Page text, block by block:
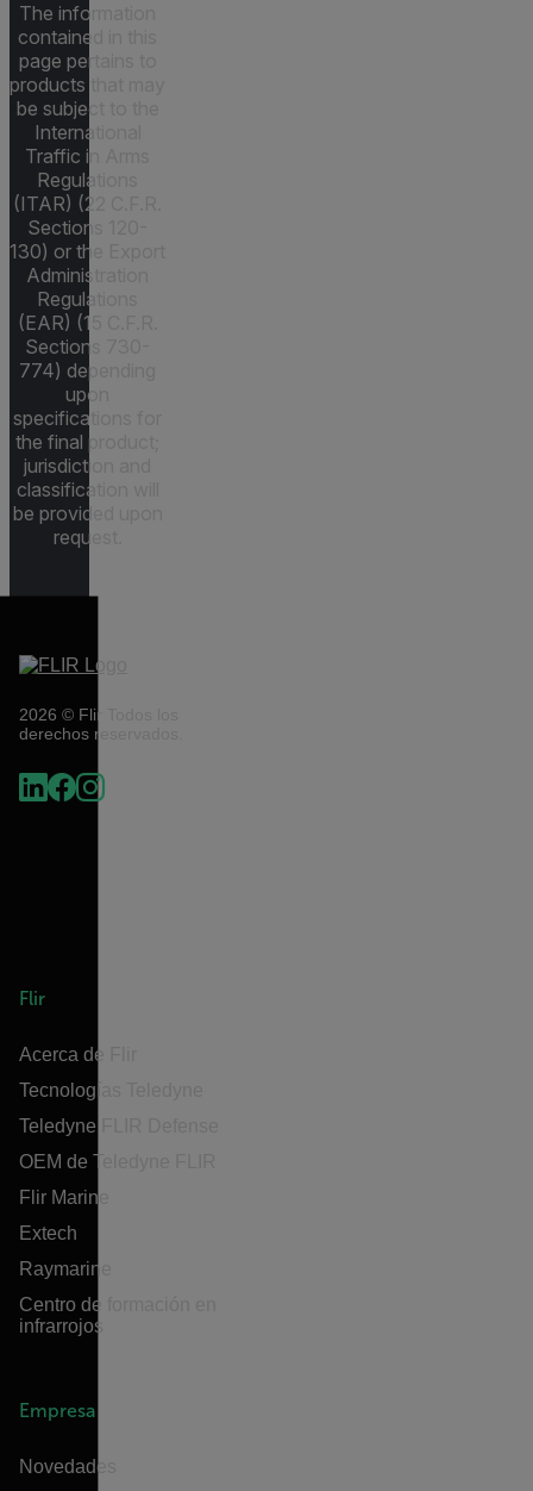
The information
contained in this
page pertains to
products that may
be subject to the
International
Traffic in Arms
Regulations
(ITAR) (22 C.F.R.
Sections 120-
130) or the Export
Administration
Regulations
(EAR) (15 C.F.R.
Sections 730-
774) depending
upon
specifications for
the final product;
jurisdiction and
classification will
be provided upon
request.
2026 © Flir Todos los
derechos reservados.
Flir
Acerca de Flir
Tecnologías Teledyne
Teledyne FLIR Defense
OEM de Teledyne FLIR
Flir Marine
Extech
Raymarine
Centro de formación en
infrarrojos
Empresa
Novedades